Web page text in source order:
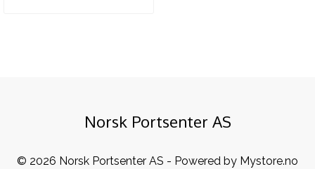
Norsk Portsenter AS
© 2026 Norsk Portsenter AS - Powered by Mystore.no